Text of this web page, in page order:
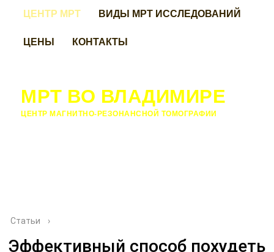
ЦЕНТР МРТ
ВИДЫ МРТ ИССЛЕДОВАНИЙ
ЦЕНЫ
КОНТАКТЫ
МРТ ВО ВЛАДИМИРЕ
ЦЕНТР МАГНИТНО-РЕЗОНАНСНОЙ ТОМОГРАФИИ
Статьи ›
Эффективный способ похудеть